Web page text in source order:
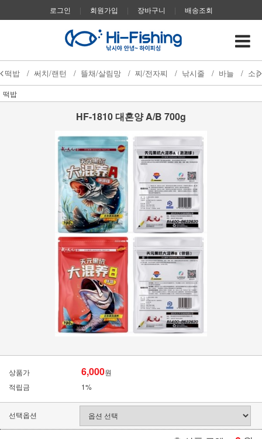
로그인 | 회원가입 | 장바구니 | 배송조회
떡밥 / 써치/랜턴 / 뜰채/살림망 / 찌/전자찌 / 낚시줄 / 바늘 / 소
떡밥
HF-1810 대혼양 A/B 700g
상품가 6,000원
적립금
1%
선택옵션